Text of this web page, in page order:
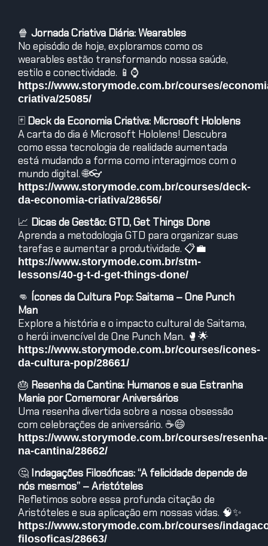
🍿 Jornada Criativa Diária: Wearables
No episódio de hoje, exploramos como os
wearables estão transformando nossa saúde,
estilo e conectividade. 📱⌚
https://www.storymode.com.br/courses/
criativa/25085/
🃏 Deck da Economia Criativa: Microsoft Hololens
A carta do dia é Microsoft Hololens! Descubra
como essa tecnologia de realidade aumentada
está mudando a forma como interagimos com o
mundo digital. 🌐👓
https://www.storymode.com.br/courses/deck-
da-economia-criativa/28656/
📈 Dicas de Gestão: GTD, Get Things Done
Aprenda a metodologia GTD para organizar suas
tarefas e aumentar a produtividade. 📋💼
https://www.storymode.com.br/stm-
lessons/40-g-t-d-get-things-done/
👊 Ícones da Cultura Pop: Saitama – One Punch
Man
Explore a história e o impacto cultural de Saitama,
o herói invencível de One Punch Man. 🥊🌟
https://www.storymode.com.br/courses/icones-
da-cultura-pop/28661/
🎂 Resenha da Cantina: Humanos e sua Estranha
Mania por Comemorar Aniversários
Uma resenha divertida sobre a nossa obsessão
com celebrações de aniversário. ☕😄
https://www.storymode.com.br/courses/resenha-
na-cantina/28662/
🤔 Indagações Filosóficas: “A felicidade depende de
nós mesmos” – Aristóteles
Refletimos sobre essa profunda citação de
Aristóteles e sua aplicação em nossas vidas. 🧠✨
https://www.storymode.com.br/courses/
filosoficas/28663/